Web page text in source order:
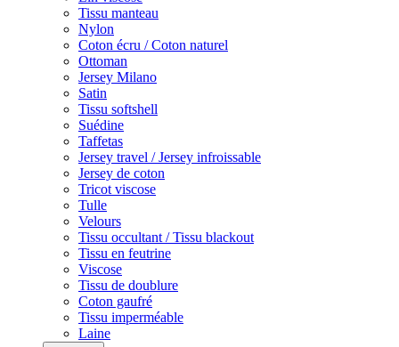
Tissu manteau
Nylon
Coton écru / Coton naturel
Ottoman
Jersey Milano
Satin
Tissu softshell
Suédine
Taffetas
Jersey travel / Jersey infroissable
Jersey de coton
Tricot viscose
Tulle
Velours
Tissu occultant / Tissu blackout
Tissu en feutrine
Viscose
Tissu de doublure
Coton gaufré
Tissu imperméable
Laine